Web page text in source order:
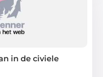
in de civiele